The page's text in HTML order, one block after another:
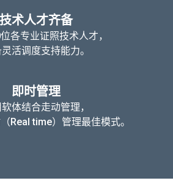
技术人才齐备
各专业证照技术人才，
活调度支持能力。
即时管理
体结合走动管理，
Real time）管理最佳模式。